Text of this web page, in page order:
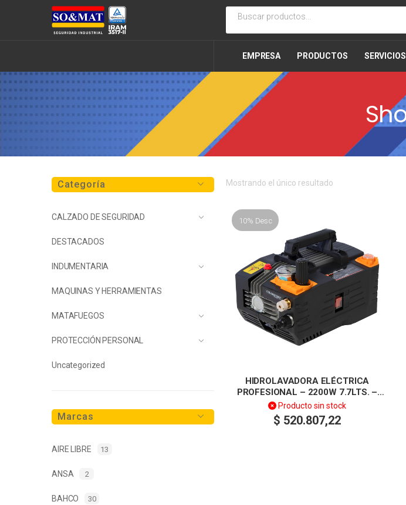
EMPRESA PRODUCTOS SERVICIOS
Categoría
CALZADO DE SEGURIDAD
DESTACADOS
INDUMENTARIA
MAQUINAS Y HERRAMIENTAS
MATAFUEGOS
PROTECCIÓN PERSONAL
Uncategorized
Marcas
AIRE LIBRE 13
ANSA 2
BAHCO 30
Mostrando el único resultado
10% Desc
HIDROLAVADORA ELÉCTRICA
PROFESIONAL – 2200W 7.7LTS. –
LUSQTOFF
Producto sin stock
$ 520.807,22